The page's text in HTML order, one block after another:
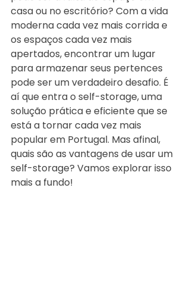
casa ou no escritório? Com a vida
moderna cada vez mais corrida e
os espaços cada vez mais
apertados, encontrar um lugar
para armazenar seus pertences
pode ser um verdadeiro desafio. É
aí que entra o self-storage, uma
solução prática e eficiente que se
está a tornar cada vez mais
popular em Portugal. Mas afinal,
quais são as vantagens de usar um
self-storage? Vamos explorar isso
mais a fundo!